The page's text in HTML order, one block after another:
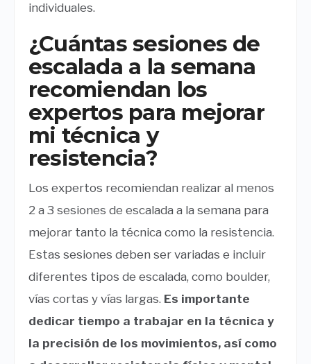
individuales.
¿Cuántas sesiones de
escalada a la semana
recomiendan los
expertos para mejorar
mi técnica y
resistencia?
Los expertos recomiendan realizar al menos
2 a 3 sesiones de escalada a la semana para
mejorar tanto la técnica como la resistencia.
Estas sesiones deben ser variadas e incluir
diferentes tipos de escalada, como boulder,
vías cortas y vías largas. Es importante
dedicar tiempo a trabajar en la técnica y
la precisión de los movimientos, así como